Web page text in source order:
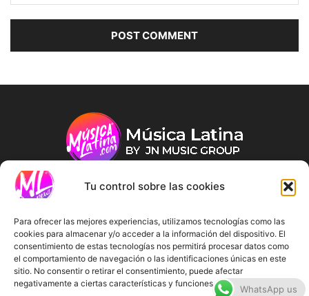
Tu control sobre las cookies
Para ofrecer las mejores experiencias, utilizamos tecnologías como las
cookies para almacenar y/o acceder a la información del dispositivo. El
consentimiento de estas tecnologías nos permitirá procesar datos como
el comportamiento de navegación o las identificaciones únicas en este
sitio. No consentir o retirar el consentimiento, puede afectar
negativamente a ciertas características y funciones.
FOLLOW US
WhatsApp us